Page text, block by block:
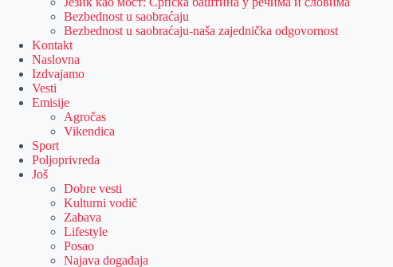
Bezbednost u saobraćaju
Bezbednost u saobraćaju-naša zajednička odgovornost
Kontakt
Naslovna
Izdvajamo
Vesti
Emisije
Agročas
Vikendica
Sport
Poljoprivreda
Još
Dobre vesti
Kulturni vodič
Zabava
Lifestyle
Posao
Najava događaja